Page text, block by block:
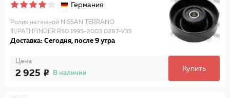
Германия
Ролик натяжной NISSAN TERRANO
III/PATHFINDER R50 1995-2003 0287-V35
Доставка: Сегодня, после 9 утра
Цена
2 925 В наличии
Купить